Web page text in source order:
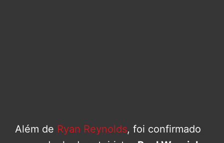
Além de Ryan Reynolds, foi confirmado